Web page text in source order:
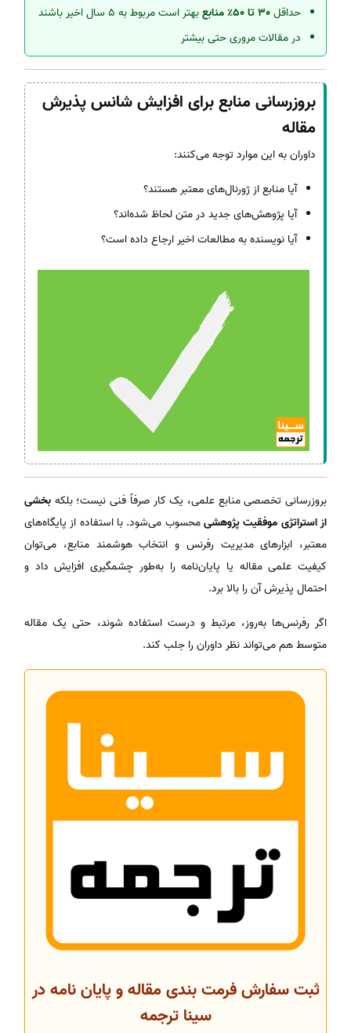
حداقل30 تا 50٪ منابع
بهتر است مربوط به 5 سال اخیر باشند
در مقالات مروری حتی بیشتر
بروزرسانی منابع برای افزایش شانس پذیرش
مقاله
داوران به این موارد توجه می‌کنند:
آیا منابع از ژورنال‌های معتبر هستند؟
آیا پژوهش‌های جدید در متن لحاظ شده‌اند؟
آیا نویسنده به مطالعات اخیر ارجاع داده است؟
بروزرسانی تخصصی منابع علمی، یک کار صرفاً فنی نیست؛ بلکه بخشی
از استراتژی موفقیت پژوهشیمحسوب می‌شود. با استفاده از پایگاه‌های
معتبر، ابزارهای مدیریت رفرنس و انتخاب هوشمند منابع، می‌توان
کیفیت علمی مقاله یا پایان‌نامه را به‌طور چشمگیری افزایش داد و
احتمال پذیرش آن را بالا برد.
اگر رفرنس‌ها به‌روز، مرتبط و درست استفاده شوند، حتی یک مقاله
متوسط هم می‌تواند نظر داوران را جلب کند.
ثبت سفارش فرمت بندی مقاله و پایان نامه در
سینا ترجمه